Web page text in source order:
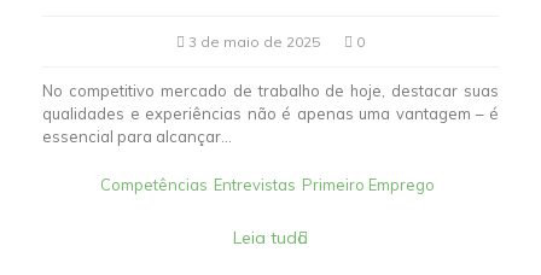
3 de maio de 2025 0
No competitivo mercado de trabalho de hoje, destacar suas
qualidades e experiências não é apenas uma vantagem – é
essencial para alcançar...
Competências Entrevistas Primeiro Emprego
Leia tudo